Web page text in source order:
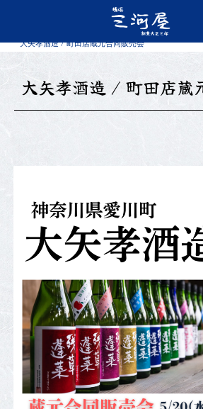
新着情報
大矢孝酒造 / 町田店蔵元合同販売会
大矢孝酒造 / 町田店蔵